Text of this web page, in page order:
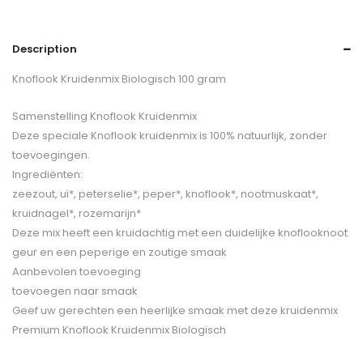
Description
Knoflook Kruidenmix Biologisch 100 gram
Samenstelling Knoflook Kruidenmix
Deze speciale Knoflook kruidenmix is 100% natuurlijk, zonder
toevoegingen.
Ingrediënten:
zeezout, ui*, peterselie*, peper*, knoflook*, nootmuskaat*,
kruidnagel*, rozemarijn*
Deze mix heeft een kruidachtig met een duidelijke knoflooknoot
geur en een peperige en zoutige smaak
Aanbevolen toevoeging
toevoegen naar smaak
Geef uw gerechten een heerlijke smaak met deze kruidenmix
Premium Knoflook Kruidenmix Biologisch